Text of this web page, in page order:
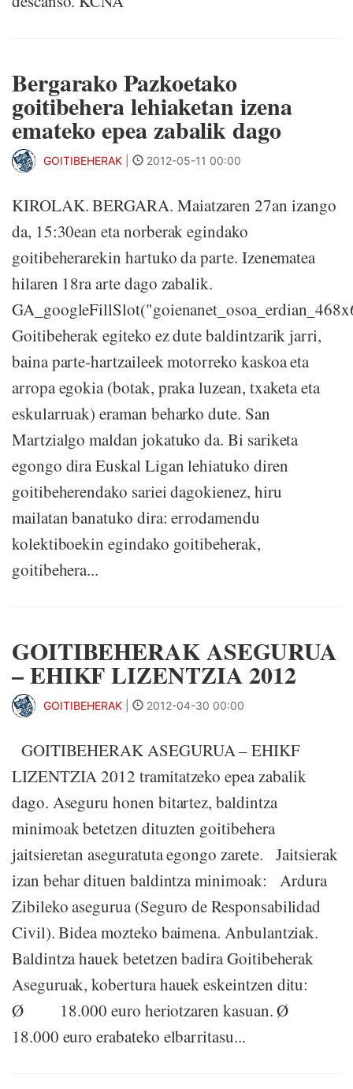
Bergarako Pazkoetako
goitibehera lehiaketan izena
emateko epea zabalik dago
GOITIBEHERAK 2012-05-11 00:00
KIROLAK. BERGARA. Maiatzaren 27an izango
da, 15:30ean eta norberak egindako
goitibeherarekin hartuko da parte. Izenematea
hilaren 18ra arte dago zabalik.
Goitibeherak egiteko ez dute baldintzarik jarri,
baina parte-hartzaileek motorreko kaskoa eta
arropa egokia (botak, praka luzean, txaketa eta
eskularruak) eraman beharko dute. San
Martzialgo maldan jokatuko da. Bi sariketa
egongo dira Euskal Ligan lehiatuko diren
goitibeherendako sariei dagokienez, hiru
mailatan banatuko dira: errodamendu
kolektiboekin egindako goitibeherak,
goitibehera...
GOITIBEHERAK ASEGURUA
– EHIKF LIZENTZIA 2012
GOITIBEHERAK 2012-04-30 00:00
GOITIBEHERAK ASEGURUA – EHIKF
LIZENTZIA 2012 tramitatzeko epea zabalik
dago. Aseguru honen bitartez, baldintza
minimoak betetzen dituzten goitibehera
jaitsieretan aseguratuta egongo zarete. Jaitsierak
izan behar dituen baldintza minimoak: Ardura
Zibileko asegurua (Seguro de Responsabilidad
Civil). Bidea mozteko baimena. Anbulantziak.
Baldintza hauek betetzen badira Goitibeherak
Aseguruak, kobertura hauek eskeintzen ditu:
Ø 18.000 euro heriotzaren kasuan. Ø
18.000 euro erabateko elbarritasu...